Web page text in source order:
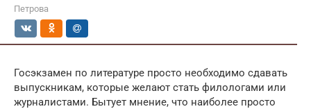
Петрова
Госэкзамен по литературе просто необходимо сдавать
выпускникам, которые желают стать филологами или
журналистами. Бытует мнение, что наиболее просто